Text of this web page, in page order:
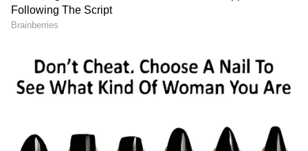
"ರಾಜಕೀಯ ಬೇಡ, ಸಿನಿಮಾನೇ ಪ್ರಾಣ":
Shetty speech | Suvarna News
ಟ್ರಂಪ್ ಐತಿಹಾಸಿಕ ಒಪ್ಪಂದ | India US
Trade Deal | Party Rounds